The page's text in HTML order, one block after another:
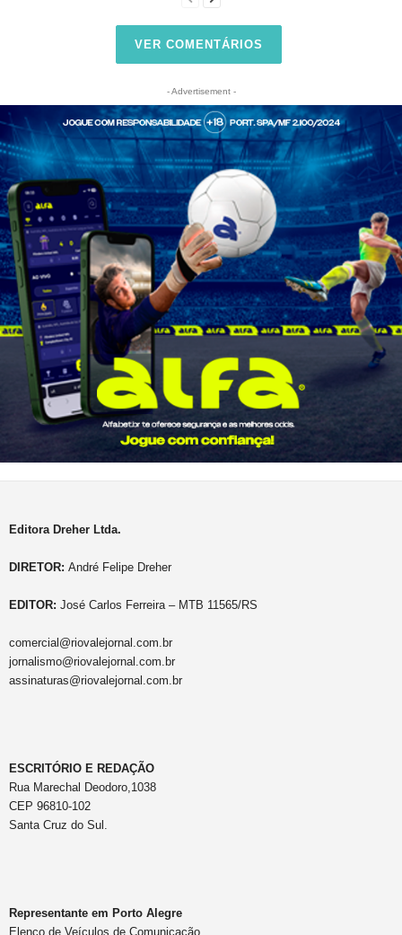
VER COMENTÁRIOS
- Advertisement -
Editora Dreher Ltda.
DIRETOR: André Felipe Dreher
EDITOR: José Carlos Ferreira – MTB 11565/RS
comercial@riovalejornal.com.br
jornalismo@riovalejornal.com.br
assinaturas@riovalejornal.com.br
ESCRITÓRIO E REDAÇÃO
Rua Marechal Deodoro,1038
CEP 96810-102
Santa Cruz do Sul.
Representante em Porto Alegre
Elenco de Veículos de Comunicação